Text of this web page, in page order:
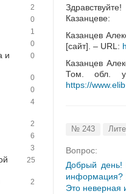
2
0
1
0
0
и
0
0
4
2
6
3
25
2
Казанцеве:
Казанцев
[сайт]. – URL:
Казанцев
Том. обл.
https://
№ 243
Вопрос:
Добрый день!
информация?
Это неверная